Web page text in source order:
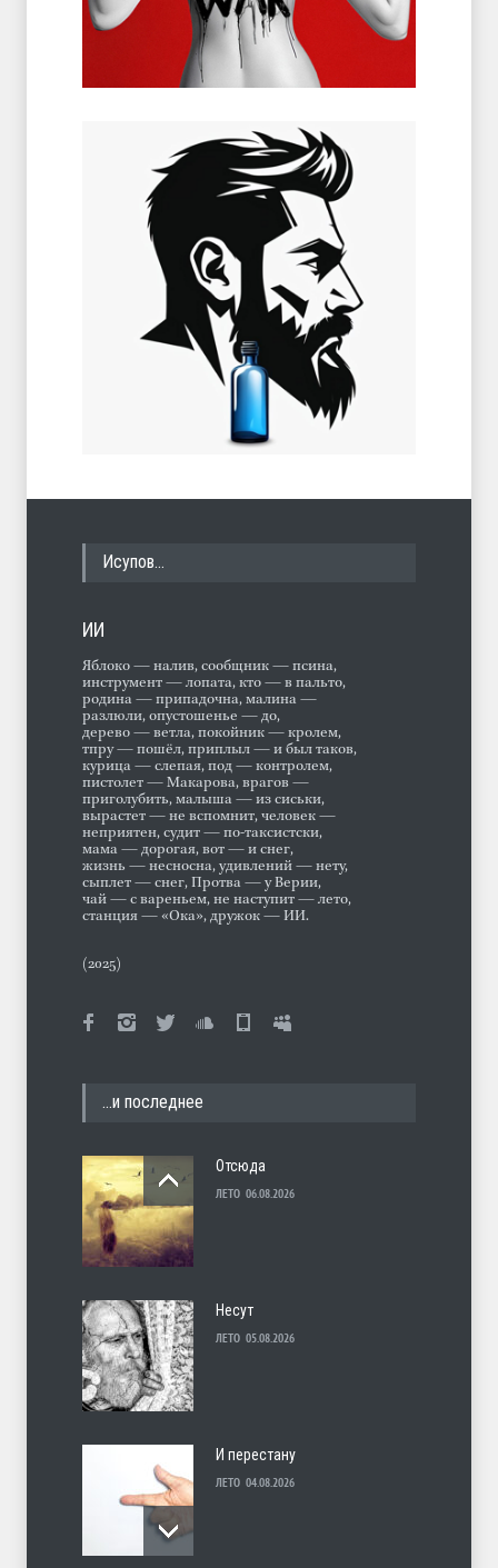
Исупов…
ИИ
Яблоко — налив, сообщник — псина,
инструмент — лопата, кто — в пальто,
родина — припадочна, малина —
разлюли, опустошенье — до,
дерево — ветла, покойник — кролем,
тпру — пошёл, приплыл — и был таков,
курица — слепая, под — контролем,
пистолет — Макарова, врагов —
приголубить, малыша — из сиськи,
вырастет — не вспомнит, человек —
неприятен, судит — по-таксистски,
мама — дорогая, вот — и снег,
жизнь — несносна, удивлений — нету,
сыплет — снег, Протва — у Верии,
чай — с вареньем, не наступит — лето,
станция — «Ока», дружок — ИИ.
(2025)
…и последнее
Отсюда
ЛЕТО 06.08.2026
Несут
ЛЕТО 05.08.2026
И перестану
ЛЕТО 04.08.2026